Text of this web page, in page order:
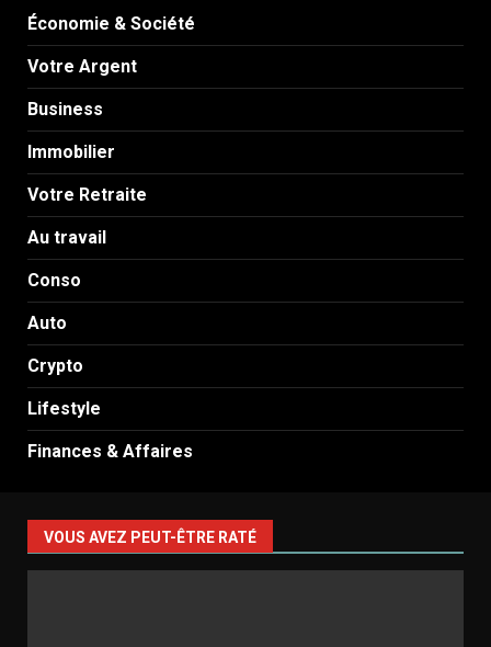
Économie & Société
Votre Argent
Business
Immobilier
Votre Retraite
Au travail
Conso
Auto
Crypto
Lifestyle
Finances & Affaires
VOUS AVEZ PEUT-ÊTRE RATÉ